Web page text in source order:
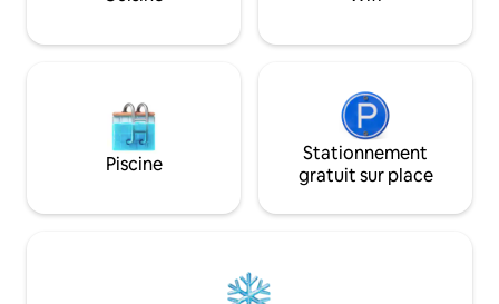
unique !
Piscine
Stationnement
gratuit sur place